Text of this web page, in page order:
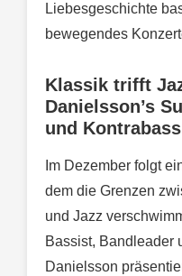
Liebesgeschichte
bewegendes
Klassik trifft
Danielsson’s
und Kontrabass
Im Dezember folgt
dem die Grenzen
und Jazz
Bassist, Bandleader
Danielsson